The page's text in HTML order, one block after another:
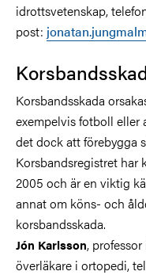
idrottsvetenskap,
post:
Korsbandsskada
exempelvis fotboll eller
det dock att förebygga
Korsbandsregistret har
2005 och är en viktig
annat om köns- och
korsbandsskada.
Jón Karlsson,
överläkare i ortopedi,